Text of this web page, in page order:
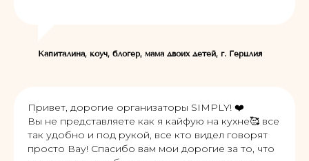
Капиталина, коуч, блогер, мама двоих детей, г. Герцлия
Привет, дорогие организаторы SIMPLY! ❤️
Вы не представляете как я кайфую на кухне🥰 все
так удобно и под рукой, все кто видел говорят
просто Вау! Спасибо вам мои дорогие за то, что